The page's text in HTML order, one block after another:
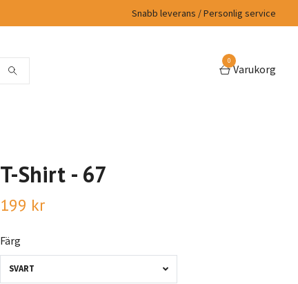
Snabb leverans / Personlig service
0
Varukorg
T-Shirt - 67
199 kr
Färg
SVART